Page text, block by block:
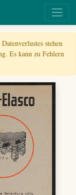
stehen
Es kann zu Fehlern